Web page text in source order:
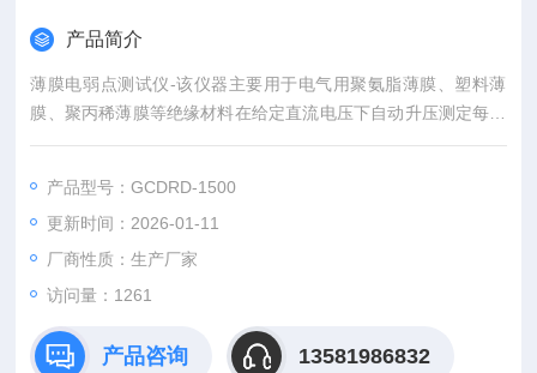
产品简介
薄膜电弱点测试仪-该仪器主要用于电气用聚氨脂薄膜、塑料薄
膜、聚丙稀薄膜等绝缘材料在给定直流电压下自动升压测定每平
方米的击穿点数。
产品型号：GCDRD-1500
更新时间：2026-01-11
厂商性质：生产厂家
访问量：1261
产品咨询 13581986832